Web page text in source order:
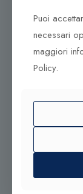
Puoi
necessari
maggiori
Policy.